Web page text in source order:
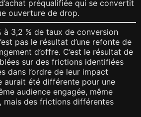
préqualifiée qui se convertit
ouverture de drop.
à 3,2 % de taux de conversion
pas le résultat d’une refonte de
d’offre. C’est le résultat de
sur des frictions identifiées
dans l’ordre de leur impact
aurait été différente pour une
audience engagée, même
mais des frictions différentes